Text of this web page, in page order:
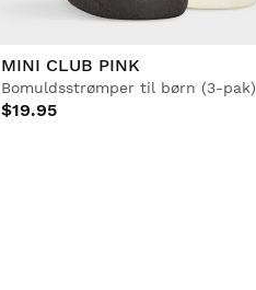
MINI CLUB PINK
Bomuldsstrømper til børn (3-pak)
$19.95